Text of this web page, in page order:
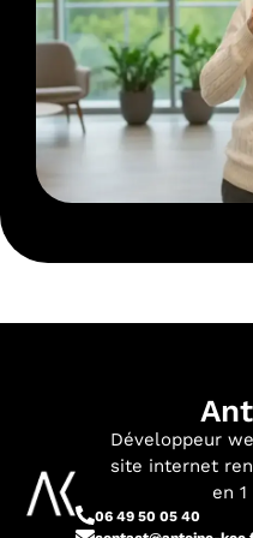
Développeur
site internet
en
06 49 50 05 40